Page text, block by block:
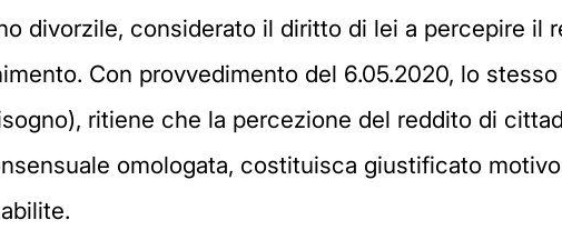
divorzile, considerato il diritto di lei a percepire il
Con provvedimento del 6.05.2020, lo
ritiene che la percezione del reddito di
omologata, costituisca giustificato